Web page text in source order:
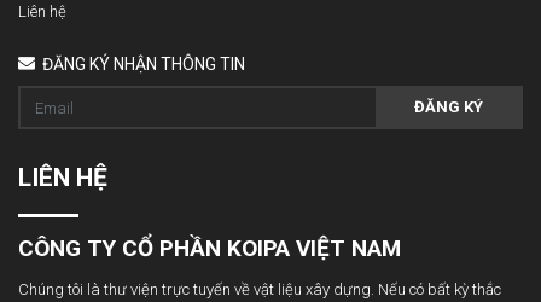
Liên hệ
ĐĂNG KÝ NHẬN THÔNG TIN
ĐĂNG KÝ
LIÊN HỆ
CÔNG TY CỔ PHẦN KOIPA VIỆT NAM
Chúng tôi là thư viện trực tuyến về vật liệu xây dựng. Nếu có bất kỳ thắc